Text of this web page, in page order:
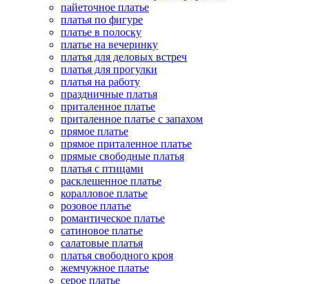
пайеточное платье
платья по фигуре
платье в полоску
платье на вечеринку
платья для деловых встреч
платья для прогулки
платья на работу
праздничные платья
приталенное платье
приталенное платье с запахом
прямое платье
прямое приталенное платье
прямые свободные платья
платья с птицами
расклешенное платье
коралловое платье
розовое платье
романтическое платье
сатиновое платье
салатовые платья
платья свободного кроя
жемчужное платье
серое платье